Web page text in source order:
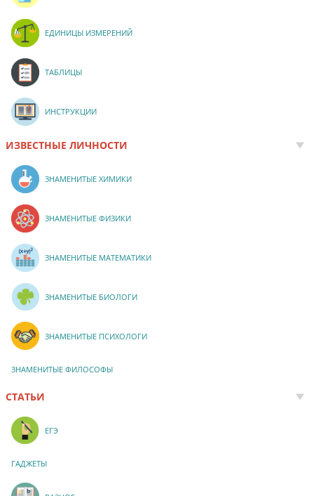
ЕДИНИЦЫ ИЗМЕРЕНИЙ
ТАБЛИЦЫ
ИНСТРУКЦИИ
ИЗВЕСТНЫЕ ЛИЧНОСТИ
ЗНАМЕНИТЫЕ ХИМИКИ
ЗНАМЕНИТЫЕ ФИЗИКИ
ЗНАМЕНИТЫЕ МАТЕМАТИКИ
ЗНАМЕНИТЫЕ БИОЛОГИ
ЗНАМЕНИТЫЕ ПСИХОЛОГИ
ЗНАМЕНИТЫЕ ФИЛОСОФЫ
СТАТЬИ
ЕГЭ
ГАДЖЕТЫ